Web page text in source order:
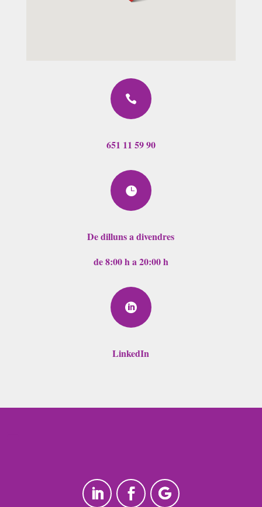

651 11 59 90

De dilluns a divendres
de 8:00 h a 20:00 h

LinkedIn